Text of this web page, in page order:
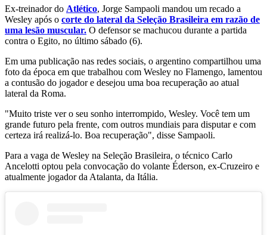
Ex-treinador do Atlético, Jorge Sampaoli mandou um recado a
Wesley após o corte do lateral da Seleção Brasileira em razão de
uma lesão muscular. O defensor se machucou durante a partida
contra o Egito, no último sábado (6).
Em uma publicação nas redes sociais, o argentino compartilhou uma
foto da época em que trabalhou com Wesley no Flamengo, lamentou
a contusão do jogador e desejou uma boa recuperação ao atual
lateral da Roma.
"Muito triste ver o seu sonho interrompido, Wesley. Você tem um
grande futuro pela frente, com outros mundiais para disputar e com
certeza irá realizá-lo. Boa recuperação", disse Sampaoli.
Para a vaga de Wesley na Seleção Brasileira, o técnico Carlo
Ancelotti optou pela convocação do volante Éderson, ex-Cruzeiro e
atualmente jogador da Atalanta, da Itália.